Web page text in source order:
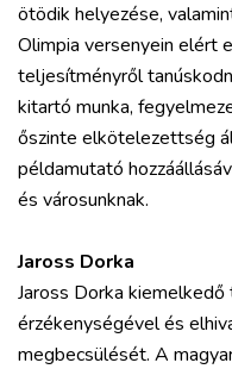
ötödik helyezése,
Olimpia versenyein elért
teljesítményről
kitartó munka,
őszinte elkötelezettség
példamutató
és városunknak.
Jaross Dorka
Jaross Dorka
érzékenységével és
megbecsülését. A